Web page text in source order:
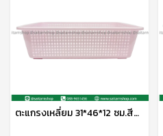
ตะแกรงเหลี่ยม 31*46*12 ซม.สีพาสเทล S-0079 SIP